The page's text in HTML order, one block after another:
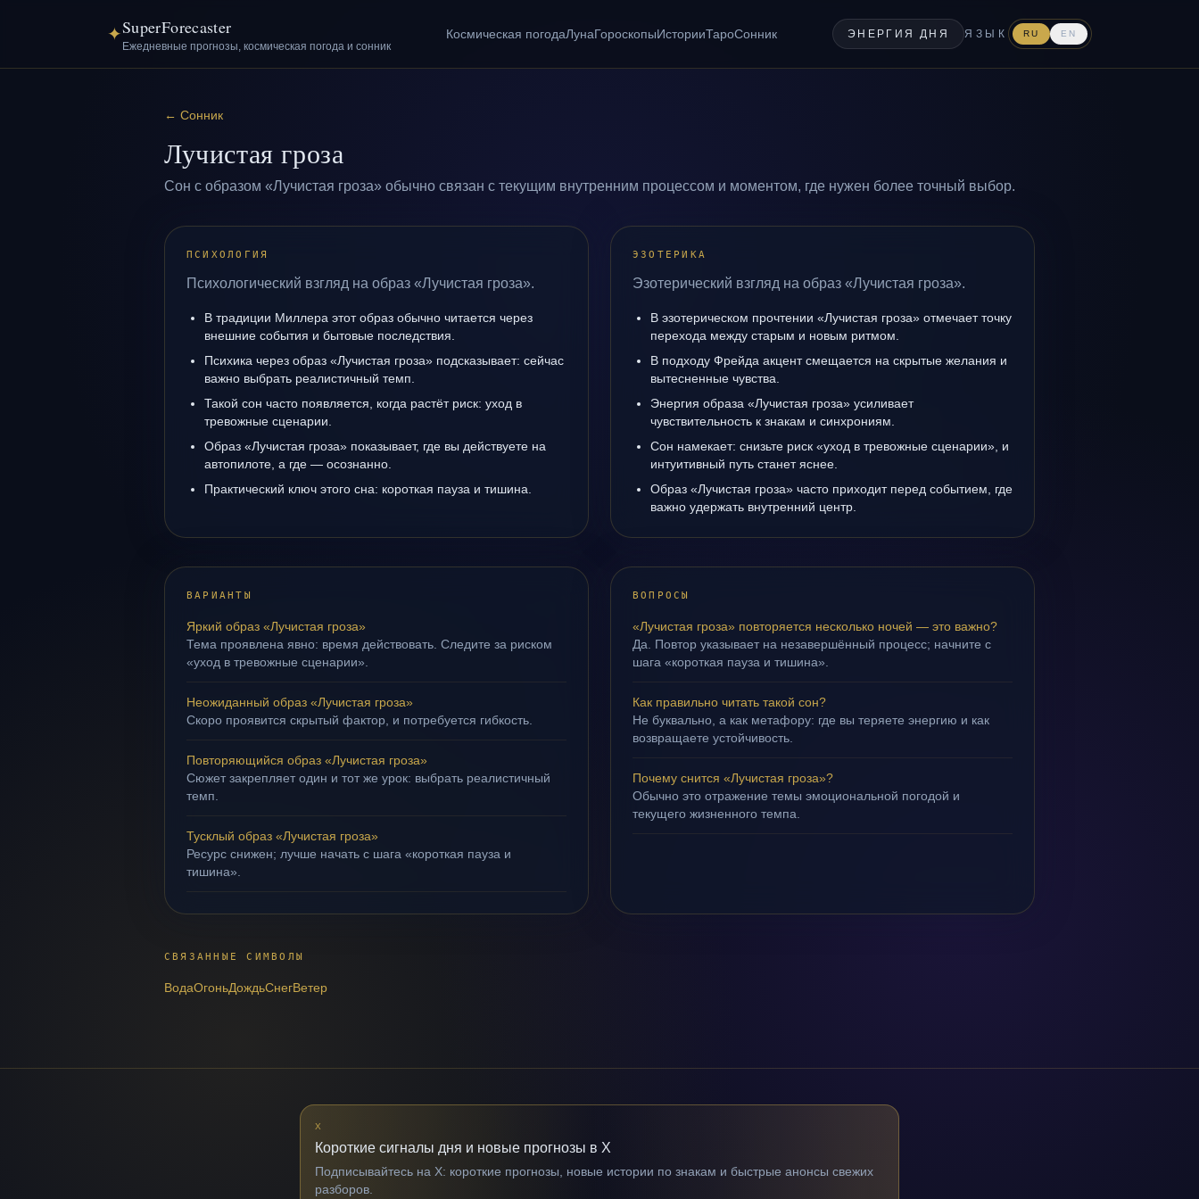
✦SuperForecaster
Ежедневные прогнозы, космическая погода и сонник
Космическая погодаЛунаГороскопыИсторииТароСонник ЭНЕРГИЯ ДНЯ ЯЗЫК RU EN
← Сонник
Лучистая гроза
Сон с образом «Лучистая гроза» обычно связан с текущим внутренним процессом и моментом, где нужен более точный выбор.
ПСИХОЛОГИЯ
Психологический взгляд на образ «Лучистая гроза».
В традиции Миллера этот образ обычно читается через
внешние события и бытовые последствия.
Психика через образ «Лучистая гроза» подсказывает: сейчас
важно выбрать реалистичный темп.
Такой сон часто появляется, когда растёт риск: уход в
тревожные сценарии.
Образ «Лучистая гроза» показывает, где вы действуете на
автопилоте, а где — осознанно.
Практический ключ этого сна: короткая пауза и тишина.
ЭЗОТЕРИКА
Эзотерический взгляд на образ «Лучистая гроза».
В эзотерическом прочтении «Лучистая гроза» отмечает точку
перехода между старым и новым ритмом.
В подходу Фрейда акцент смещается на скрытые желания и
вытесненные чувства.
Энергия образа «Лучистая гроза» усиливает
чувствительность к знакам и синхрониям.
Сон намекает: снизьте риск «уход в тревожные сценарии», и
интуитивный путь станет яснее.
Образ «Лучистая гроза» часто приходит перед событием, где
важно удержать внутренний центр.
ВАРИАНТЫ
Яркий образ «Лучистая гроза»
Тема проявлена явно: время действовать. Следите за риском
«уход в тревожные сценарии».
Неожиданный образ «Лучистая гроза»
Скоро проявится скрытый фактор, и потребуется гибкость.
Повторяющийся образ «Лучистая гроза»
Сюжет закрепляет один и тот же урок: выбрать реалистичный
темп.
Тусклый образ «Лучистая гроза»
Ресурс снижен; лучше начать с шага «короткая пауза и
тишина».
ВОПРОСЫ
«Лучистая гроза» повторяется несколько ночей — это важно?
Да. Повтор указывает на незавершённый процесс; начните с
шага «короткая пауза и тишина».
Как правильно читать такой сон?
Не буквально, а как метафору: где вы теряете энергию и как
возвращаете устойчивость.
Почему снится «Лучистая гроза»?
Обычно это отражение темы эмоциональной погодой и
текущего жизненного темпа.
СВЯЗАННЫЕ СИМВОЛЫ
ВодаОгоньДождьСнегВетер
X
Короткие сигналы дня и новые прогнозы в X
Подписывайтесь на X: короткие прогнозы, новые истории по знакам и быстрые анонсы свежих
разборов.